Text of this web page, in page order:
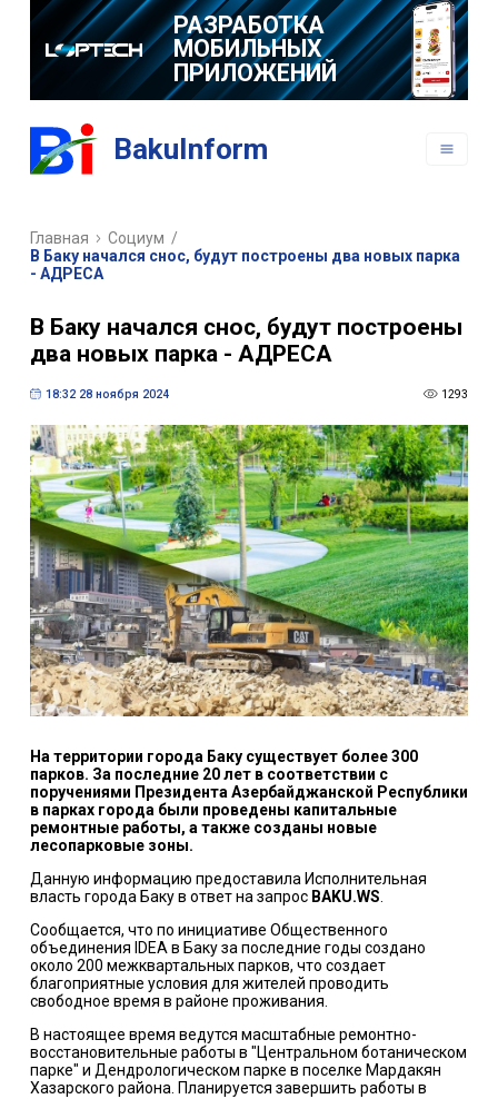
РАЗРАБОТКА
МОБИЛЬНЫХ
ПРИЛОЖЕНИЙ
BakuInform
Главная Социум /
В Баку начался снос, будут построены два новых парка
- АДРЕСА
В Баку начался снос, будут построены
два новых парка - АДРЕСА
18:32 28 ноября 2024 1293
На территории города Баку существует более 300
парков. За последние 20 лет в соответствии с
поручениями Президента Азербайджанской Республики
в парках города были проведены капитальные
ремонтные работы, а также созданы новые
лесопарковые зоны.
Данную информацию предоставила Исполнительная
власть города Баку в ответ на запрос BAKU.WS.
Сообщается, что по инициативе Общественного
объединения IDEA в Баку за последние годы создано
около 200 межквартальных парков, что создает
благоприятные условия для жителей проводить
свободное время в районе проживания.
В настоящее время ведутся масштабные ремонтно-
восстановительные работы в "Центральном ботаническом
парке" и Дендрологическом парке в поселке Мардакян
Хазарского района. Планируется завершить работы в